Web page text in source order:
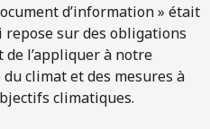
d’information » était
sur des obligations
l’appliquer à notre
climat et des mesures à
climatiques.